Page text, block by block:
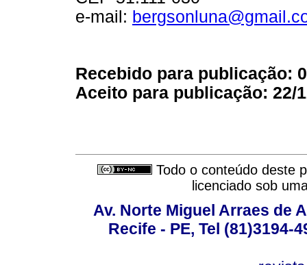
e-mail:
Recebido para publicação:
Aceito para publicação: 22/
Todo o conteúdo deste
licenciado sob
Av. Norte Miguel Arraes de
Recife - PE, Tel (81)3194-